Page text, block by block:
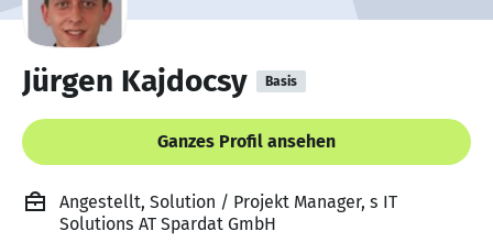
Jürgen Kajdocsy Basis
Ganzes Profil ansehen
Angestellt, Solution / Projekt Manager, s IT
Solutions AT Spardat GmbH